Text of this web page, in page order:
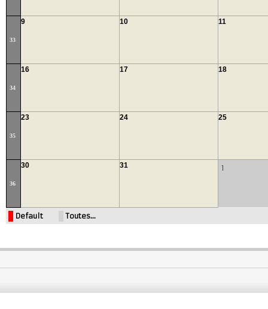
33
9 10 11
34
16 17 18
35
23 24 25
36
30 31 1
Default Toutes…